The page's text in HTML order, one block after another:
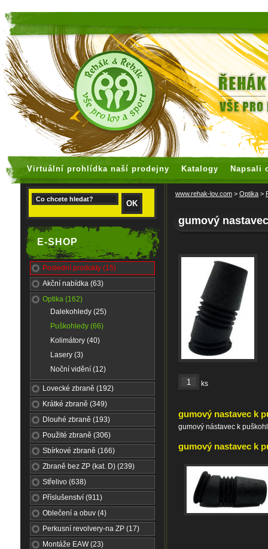
Virtuální prohlídka naší prodejny Katalogy Napsali
E-SHOP
Poslední produkty (15)
Akční nabídka (63)
Optika (162)
Dalekohledy (25)
Puškohledy (66)
Kolimátory (40)
Lasery (3)
Noční vidění (12)
Lovecké zbraně (192)
Krátké zbraně (349)
Dlouhé zbraně (193)
Použité zbraně (306)
Sbírkové zbraně (166)
Zbraně bez ZP (kat. D) (239)
Střelivo (638)
Příslušenství (911)
Oblečení a obuv (4)
Perkusní revolvery-na ZP (17)
Montáže EAW (23)
www.rehak-lov.com > Optika >
gumový
ks
gumový nastavec k
gumový nástavec k
gumový nastavec k